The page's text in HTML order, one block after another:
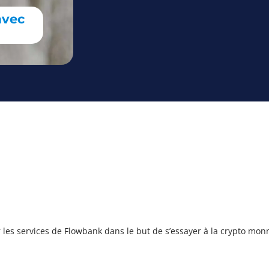
services de Flowbank dans le but de s’essayer à la crypto